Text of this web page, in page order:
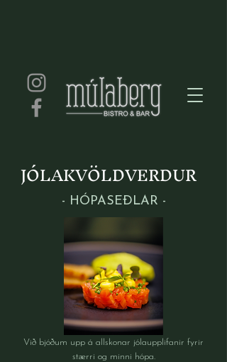
JÓLAKVÖLDVERÐUR
- HÓPASEÐLAR -
Við bjóðum upp á allskonar jólaupplifanir fyrir
stærri og minni hópa.